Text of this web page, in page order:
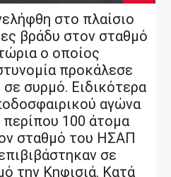
στο πλαίσιο
βράδυ στον σταθμό
ο οποίος
προκάλεσε
σε συρμό. Ειδικότερα
αγώνα
100 άτομα
σταθμό του ΗΣΑΠ
σε
την Κηφισιά. Κατά